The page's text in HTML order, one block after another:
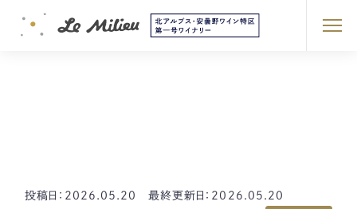
投稿日：2026.05.20 最終更新日：2026.05.20